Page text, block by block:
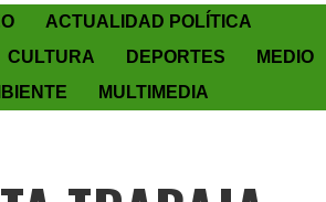
ACTUALIDAD POLÍTICA
CULTURA DEPORTES
MEDIO
MULTIMEDIA